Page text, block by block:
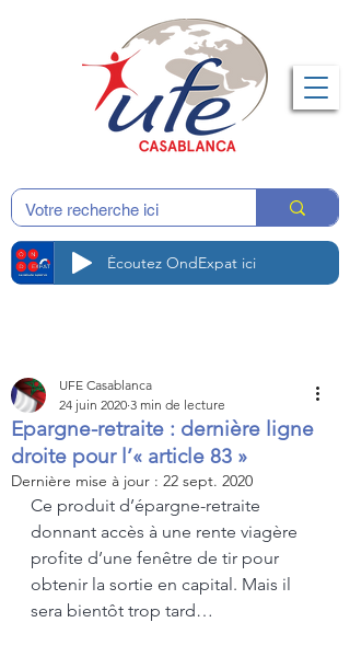
Écoutez OndExpat ici
Epargne-retraite : dernière ligne
droite pour l’« article 83 »
UFE Casablanca
24 juin 2020 3 min de lecture
Dernière mise à jour : 22 sept. 2020
Ce produit d’épargne-retraite
donnant accès à une rente viagère
profite d’une fenêtre de tir pour
obtenir la sortie en capital. Mais il
sera bientôt trop tard…